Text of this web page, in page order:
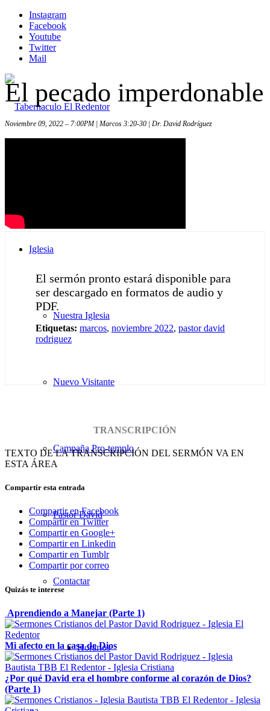
Instagram
Facebook
Youtube
Twitter
Mail
Iglesia
Nuestra Iglesia
Nuevo Visitante
Campaña Pro-templo
Pastor David
Contactar
Horarios
El pecado imperdonable
Noviembre 09, 2022 – 7:00PM | Marcos 3:20-30 | Dr. David Rodríguez
El sermón pronto estará disponible para
ser descargado en formatos de audio y
PDF.
Etiquetas: marcos, noviembre 2022, pastor david
rodriguez
TRANSCRIPCIÓN
TEXTO DE LA TRANSCRIPCIÓN DEL SERMÓN VA EN
ESTA ÁREA
Compartir esta entrada
Compartir en Facebook
Compartir en Twitter
Compartir en Google+
Compartir en Linkedin
Compartir en Tumblr
Compartir por correo
Quizás te interese
Aprendiendo a Manejar (Parte 1)
Mi afecto en la casa de Dios
¿Por qué David era el hombre conforme al corazón de Dios?
(Parte 1)